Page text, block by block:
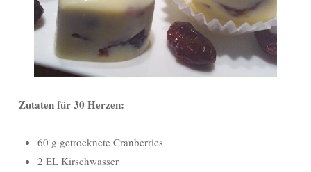
Zutaten für 30 Herzen:
60 g getrocknete Cranberries
2 EL Kirschwasser